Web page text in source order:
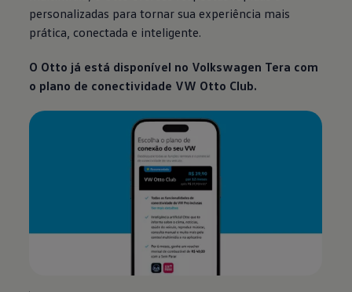
personalizadas para tornar sua experiência mais
prática, conectada e inteligente.
O Otto já está disponível no Volkswagen Tera com
o plano de conectividade VW Otto Club.